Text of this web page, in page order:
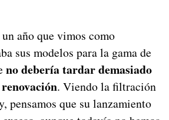
año que vimos como
sus modelos para la gama de
no debería tardar demasiado
. Viendo la filtración
pensamos que su lanzamiento